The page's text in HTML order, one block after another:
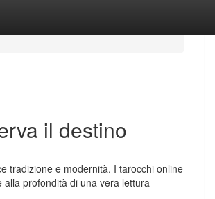
il destino
tradizione e modernità. I tarocchi online
profondità di una vera lettura